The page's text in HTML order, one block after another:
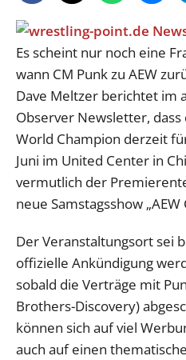
Es scheint nur noch eine
wann CM Punk zu AEW
Dave Meltzer berichtet im
Observer Newsletter, dass
World Champion derzeit
Juni im United Center in
vermutlich der
neue Samstagsshow
Der Veranstaltungsort sei
offizielle Ankündigung
sobald die Verträge mit
Brothers-Discovery)
können sich auf viel
auch auf einen